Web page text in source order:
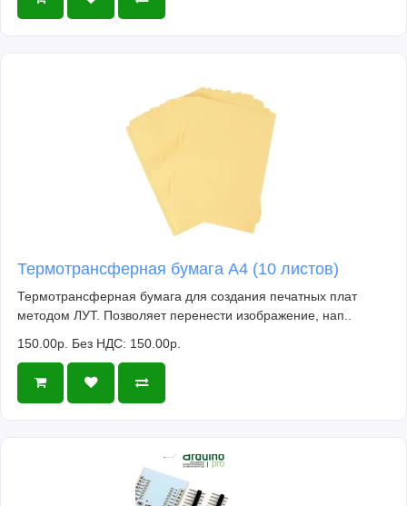
Термотрансферная бумага А4 (10 листов)
Термотрансферная бумага для создания печатных плат
методом ЛУТ. Позволяет перенести изображение, нап..
150.00р. Без НДС: 150.00р.